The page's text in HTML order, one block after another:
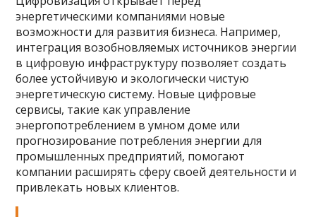
энергетическими компаниями новые
возможности для развития бизнеса. Например,
интеграция возобновляемых источников энергии
в цифровую инфраструктуру позволяет создать
более устойчивую и экологически чистую
энергетическую систему. Новые цифровые
сервисы, такие как управление
энергопотреблением в умном доме или
прогнозирование потребления энергии для
промышленных предприятий, помогают
компании расширять сферу своей деятельности и
привлекать новых клиентов.